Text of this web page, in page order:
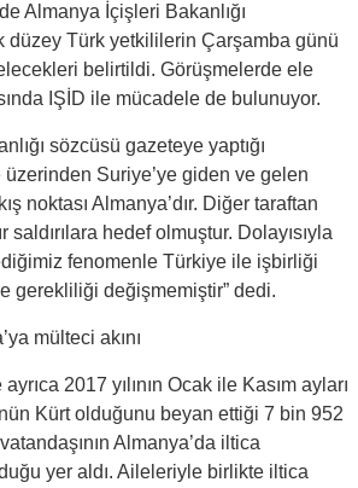
Almanya İçişleri Bakanlığı
düzey Türk yetkililerin Çarşamba günü
belirtildi. Görüşmelerde ele
IŞİD ile mücadele de bulunuyor.
sözcüsü gazeteye yaptığı
üzerinden Suriye’ye giden ve gelen
noktası Almanya’dır. Diğer taraftan
saldırılara hedef olmuştur. Dolayısıyla
fenomenle Türkiye ile işbirliği
gerekliliği değişmemiştir” dedi.
mülteci akını
2017 yılının Ocak ile Kasım ayları
Kürt olduğunu beyan ettiği 7 bin 952
Almanya’da iltica
yer aldı. Aileleriyle birlikte iltica